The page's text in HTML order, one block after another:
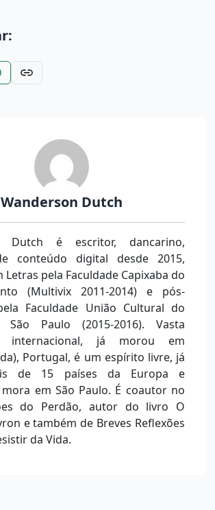
Wanderson Dutch
Dutch é escritor, dancarino,
conteúdo digital desde 2015,
pela Faculdade Capixaba do
(Multivix 2011-2014) e pós-
Faculdade União Cultural do
Paulo (2015-2016). Vasta
internacional, já morou em
Portugal, é um espírito livre, já
de 15 países da Europa e
em São Paulo. É coautor no
do Perdão, autor do livro O
e também de Breves Reflexões
da Vida.